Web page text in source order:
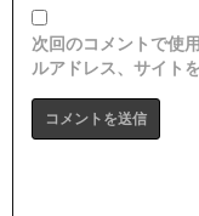
次回のコメントで使
ルアドレス、サイト